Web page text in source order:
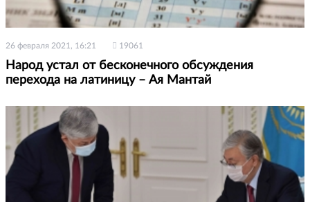
26 февраля 2021, 16:21 19061
Народ устал от бесконечного обсуждения
перехода на латиницу – Ая Мантай